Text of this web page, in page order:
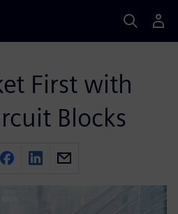
First with
Blocks